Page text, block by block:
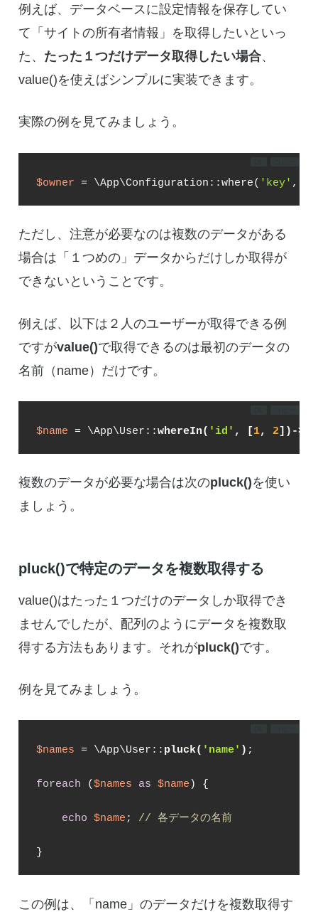
例えば、データベースに設定情報を保存してい
て「サイトの所有者情報」を取得したいといっ
た、 たった１つだけデータ取得したい場合、
value()を使えばシンプルに実装できます。
実際の例を見てみましょう。
$owner = \App\Configuration::where( 'key' ,
ただし、注意が必要なのは複数のデータがある
場合は「１つめの」データからだけしか取得が
できないということです。
例えば、以下は２人のユーザーが取得できる例
ですがvalue()で取得できるのは最初のデータの
名前（name）だけです。
$name = \App\User::whereIn( 'id' , [1, 2])-
複数のデータが必要な場合は次のpluck()を使い
ましょう。
pluck()で特定のデータを複数取得する
value()はたった１つだけのデータしか取得でき
ませんでしたが、配列のようにデータを複数取
得する方法もあります。それがpluck()です。
例を見てみましょう。
$names = \App\User:: pluck( 'name' ) ;
foreach ($names as $name ) {
echo $name ; // 各データの名前
}
この例は、「name」のデータだけを複数取得す